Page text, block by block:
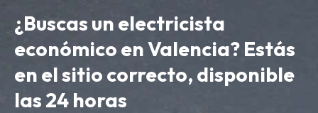
¿Buscas un electricista
económico en Valencia? Estás
en el sitio correcto, disponible
las 24 horas